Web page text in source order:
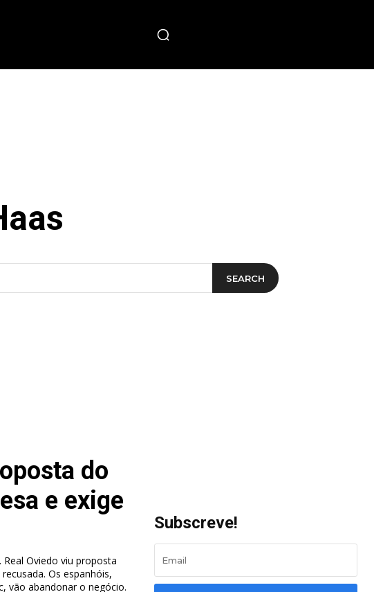
SEARCH
do
e exige
Oviedo viu proposta
Os espanhóis,
vão abandonar o negócio.
Subscreve!